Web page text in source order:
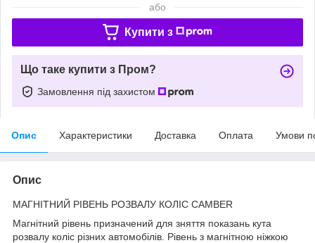
або
Купити з
Що таке купити з Пром?
Замовлення під захистом
Опис Характеристики Доставка Оплата Умови
Опис
МАГНІТНИЙ РІВЕНЬ РОЗВАЛУ КОЛІС СAMBER
Магнітний рівень призначений для зняття показань кута
розвалу коліс різних автомобілів. Рівень з магнітною ніжкою